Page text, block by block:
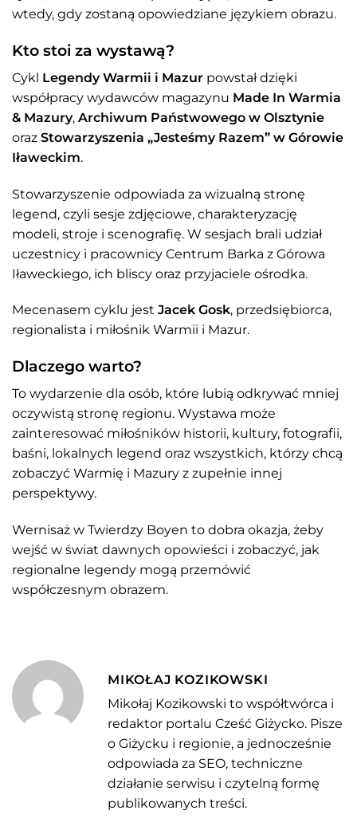
wtedy, gdy zostaną opowiedziane językiem obrazu.
Kto stoi za wystawą?
Cykl Legendy Warmii i Mazur powstał dzięki
współpracy wydawców magazynu Made In Warmia
& Mazury, Archiwum Państwowego w Olsztynie
oraz Stowarzyszenia „Jesteśmy Razem” w Górowie
Iławeckim.
Stowarzyszenie odpowiada za wizualną stronę
legend, czyli sesje zdjęciowe, charakteryzację
modeli, stroje i scenografię. W sesjach brali udział
uczestnicy i pracownicy Centrum Barka z Górowa
Iławeckiego, ich bliscy oraz przyjaciele ośrodka.
Mecenasem cyklu jest Jacek Gosk, przedsiębiorca,
regionalista i miłośnik Warmii i Mazur.
Dlaczego warto?
To wydarzenie dla osób, które lubią odkrywać mniej
oczywistą stronę regionu. Wystawa może
zainteresować miłośników historii, kultury, fotografii,
baśni, lokalnych legend oraz wszystkich, którzy chcą
zobaczyć Warmię i Mazury z zupełnie innej
perspektywy.
Wernisaż w Twierdzy Boyen to dobra okazja, żeby
wejść w świat dawnych opowieści i zobaczyć, jak
regionalne legendy mogą przemówić
współczesnym obrazem.
MIKOŁAJ KOZIKOWSKI
Mikołaj Kozikowski to współtwórca i
redaktor portalu Cześć Giżycko. Pisze
o Giżycku i regionie, a jednocześnie
odpowiada za SEO, techniczne
działanie serwisu i czytelną formę
publikowanych treści.